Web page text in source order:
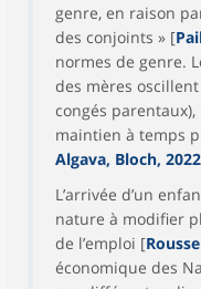
genre, en raison
des conjoints » [
normes de genre.
des mères
congés
maintien à temps
Algava, Bloch, 2022
L’arrivée d’un
nature à modifier
de l’emploi [
économique des